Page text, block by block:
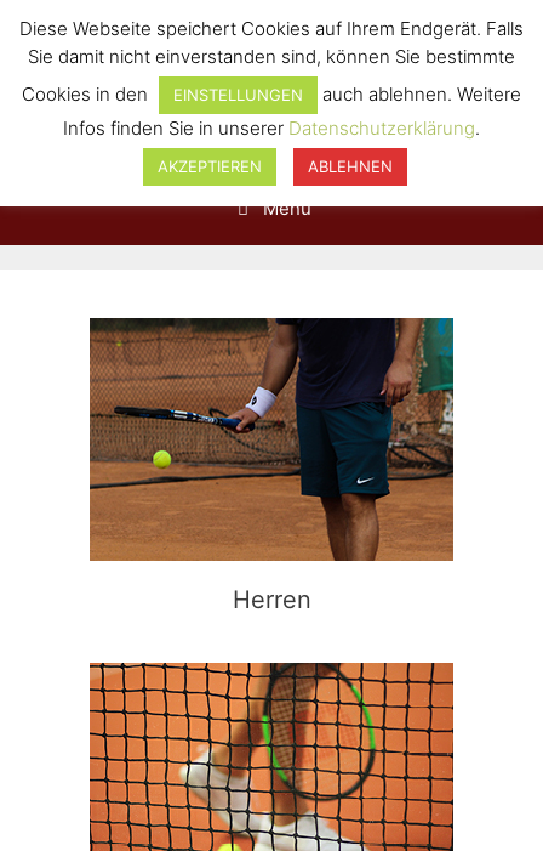
Menü
Herren
Diese Webseite speichert Cookies auf Ihrem Endgerät. Falls
Sie damit nicht einverstanden sind, können Sie bestimmte
Cookies in den
EINSTELLUNGEN
auch ablehnen. Weitere
Infos finden Sie in unserer Datenschutzerklärung.
AKZEPTIEREN ABLEHNEN